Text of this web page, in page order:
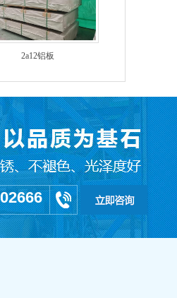
2a12铝板